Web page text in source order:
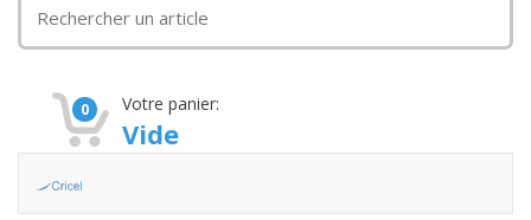
0 Votre panier:
Vide